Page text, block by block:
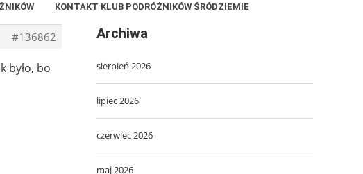
KONTAKT KLUB PODRÓŻNIKÓW ŚRÓDZIEMIE
#136862
było, bo
Archiwa
sierpień 2026
lipiec 2026
czerwiec 2026
maj 2026